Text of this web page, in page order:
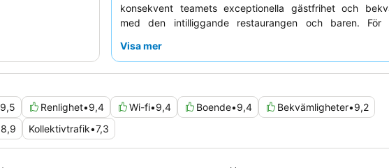
konsekvent teamets exceptionella gästfrihet och
med den intilliggande restaurangen och baren. För
bekväma
Visa mer
9,5 Renlighet•9,4 Wi-fi•9,4 Boende•9,4 Bekvämligheter•9,2
8,9 Kollektivtrafik•7,3